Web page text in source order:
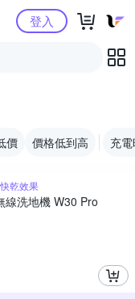
中心登入
價 價格低到高 充
乾效果
線洗地機 W30 Pro